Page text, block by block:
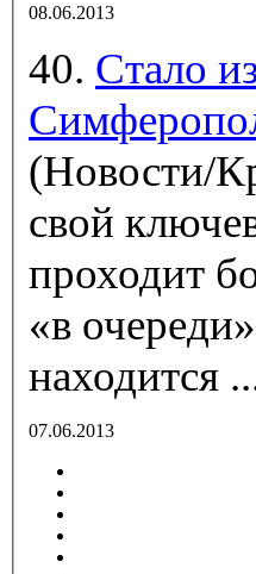
08.06.2013
40. Стало
(Новости/
свой
проходит
«в
находится
07.06.2013